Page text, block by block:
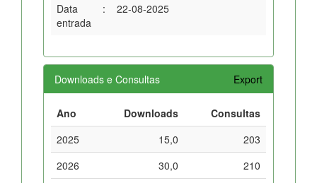
Data
entrada
: 22-08-2025
Downloads e Consultas Export
Ano Downloads
Consultas
2025
15,0
203
2026
30,0
210